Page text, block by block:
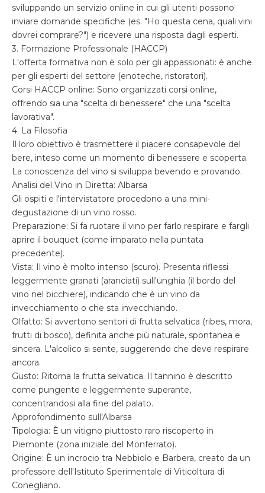
sviluppando un servizio online in cui gli utenti possono
inviare domande specifiche (es. "Ho questa cena, quali vini
dovrei comprare?") e ricevere una risposta dagli esperti.
3. Formazione Professionale (HACCP)
L'offerta formativa non è solo per gli appassionati: è anche
per gli esperti del settore (enoteche, ristoratori).
Corsi HACCP online: Sono organizzati corsi online,
offrendo sia una "scelta di benessere" che una "scelta
lavorativa".
4. La Filosofia
Il loro obiettivo è trasmettere il piacere consapevole del
bere, inteso come un momento di benessere e scoperta.
La conoscenza del vino si sviluppa bevendo e provando.
Analisi del Vino in Diretta: Albarsa
Gli ospiti e l'intervistatore procedono a una mini-
degustazione di un vino rosso.
Preparazione: Si fa ruotare il vino per farlo respirare e fargli
aprire il bouquet (come imparato nella puntata
precedente).
Vista: Il vino è molto intenso (scuro). Presenta riflessi
leggermente granati (aranciati) sull'unghia (il bordo del
vino nel bicchiere), indicando che è un vino da
invecchiamento o che sta invecchiando.
Olfatto: Si avvertono sentori di frutta selvatica (ribes, mora,
frutti di bosco), definita anche più naturale, spontanea e
sincera. L'alcolico si sente, suggerendo che deve respirare
ancora.
Gusto: Ritorna la frutta selvatica. Il tannino è descritto
come pungente e leggermente superante,
concentrandosi alla fine del palato.
Approfondimento sull'Albarsa
Tipologia: È un vitigno piuttosto raro riscoperto in
Piemonte (zona iniziale del Monferrato).
Origine: È un incrocio tra Nebbiolo e Barbera, creato da un
professore dell'Istituto Sperimentale di Viticoltura di
Conegliano.